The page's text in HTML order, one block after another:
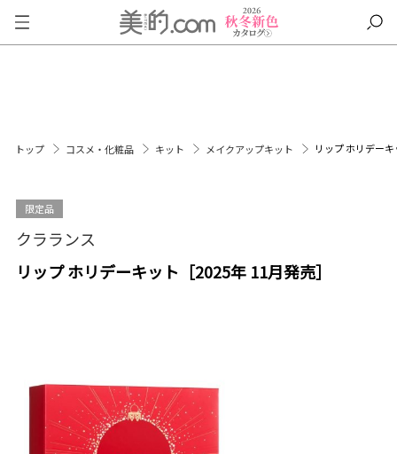
トップ コスメ・化粧品 キット メイクアップキット リップ ホリデー
限定品
クラランス
リップ ホリデーキット［2025年 11月発売］